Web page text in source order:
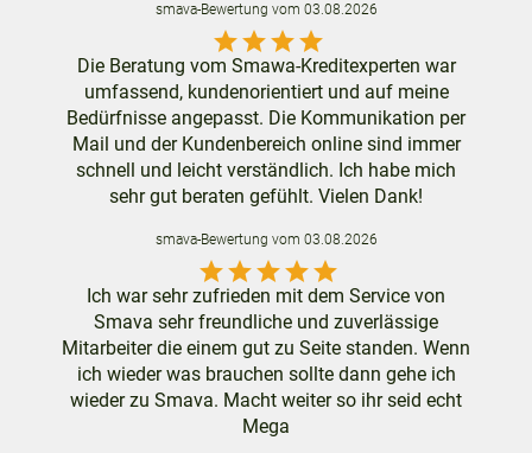
smava-Bewertung vom 03.08.2026
starstarstarstar
Die Beratung vom Smawa-Kreditexperten war
umfassend, kundenorientiert und auf meine
Bedürfnisse angepasst. Die Kommunikation per
Mail und der Kundenbereich online sind immer
schnell und leicht verständlich. Ich habe mich
sehr gut beraten gefühlt. Vielen Dank!
smava-Bewertung vom 03.08.2026
starstarstarstarstar
Ich war sehr zufrieden mit dem Service von
Smava sehr freundliche und zuverlässige
Mitarbeiter die einem gut zu Seite standen. Wenn
ich wieder was brauchen sollte dann gehe ich
wieder zu Smava. Macht weiter so ihr seid echt
Mega